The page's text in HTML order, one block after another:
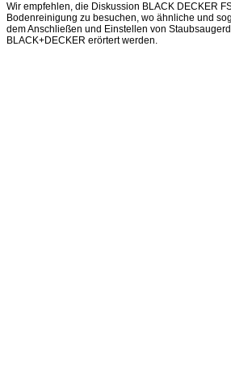
Wir empfehlen, die Diskussion BLACK DECKER
Bodenreinigung zu besuchen, wo ähnliche und
dem Anschließen und Einstellen von
BLACK+DECKER erörtert werden.